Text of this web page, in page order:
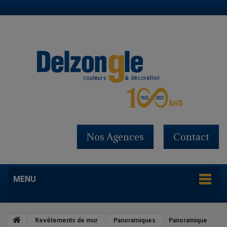
Contact
Nos Agences
MENU
Revêtements de mur Panoramiques
Panoramique